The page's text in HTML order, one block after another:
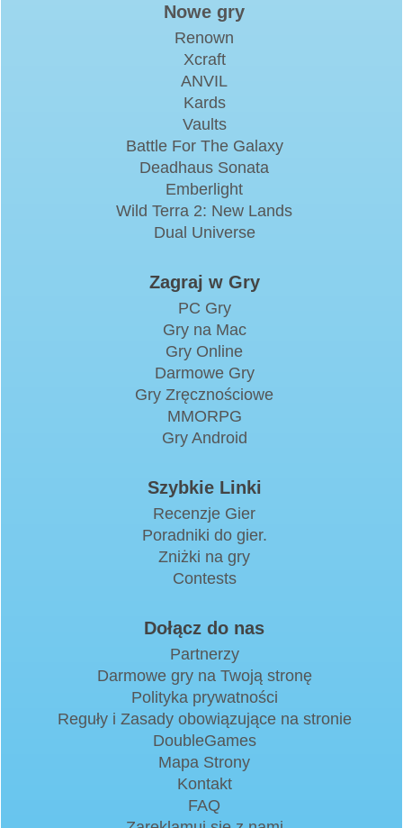
Nowe gry
Renown
Xcraft
ANVIL
Kards
Vaults
Battle For The Galaxy
Deadhaus Sonata
Emberlight
Wild Terra 2: New Lands
Dual Universe
Zagraj w Gry
PC Gry
Gry na Mac
Gry Online
Darmowe Gry
Gry Zręcznościowe
MMORPG
Gry Android
Szybkie Linki
Recenzje Gier
Poradniki do gier.
Zniżki na gry
Contests
Dołącz do nas
Partnerzy
Darmowe gry na Twoją stronę
Polityka prywatności
Reguły i Zasady obowiązujące na stronie
DoubleGames
Mapa Strony
Kontakt
FAQ